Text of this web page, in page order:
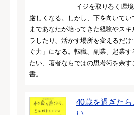
イジを取り巻く環
厳しくなる。しかし、下を向いて
まであなたが培ってきた経験やス
ラしたり、活かす場所を変えるだ
ぐ力」になる。転職、副業、起業す
たい、著者ならではの思考術を余す
書。
40歳を過ぎた
い。